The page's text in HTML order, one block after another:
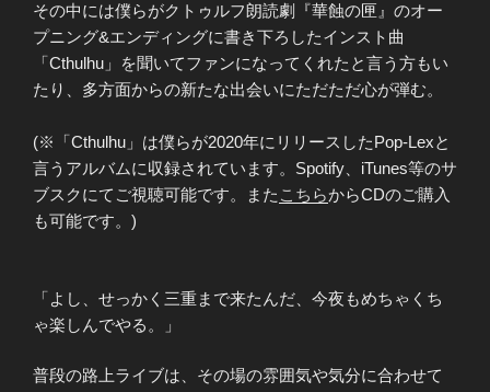
その中には僕らがクトゥルフ朗読劇『華蝕の匣』のオー
プニング&エンディングに書き下ろしたインスト曲
「Cthulhu」を聞いてファンになってくれたと言う方もい
たり、多方面からの新たな出会いにただただ心が弾む。
(※「Cthulhu」は僕らが2020年にリリースしたPop-Lexと
言うアルバムに収録されています。Spotify、iTunes等のサ
ブスクにてご視聴可能です。また こちらからCDのご購入
も可能です。)
「よし、せっかく三重まで来たんだ、今夜もめちゃくち
ゃ楽しんでやる。」
普段の路上ライブは、その場の雰囲気や気分に合わせて